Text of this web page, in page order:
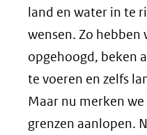
land en water in te
wensen. Zo hebben
opgehoogd, beken
te voeren en zelfs
Maar nu merken
grenzen aanlopen.